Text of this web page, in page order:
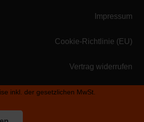
Impressum
Cookie-Richtlinie (EU)
Vertrag widerrufen
inkl. der gesetzlichen MwSt.